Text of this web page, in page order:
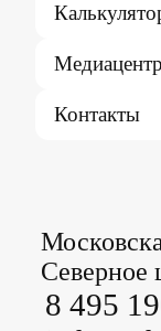
Медиацентр
Контакты
8 495
Северное